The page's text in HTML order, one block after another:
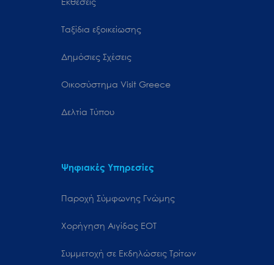
Ταξίδια εξοικείωσης
Δημόσιες Σχέσεις
Oικοσύστημα Visit Greece
Δελτία Τύπου
Ψηφιακές Υπηρεσίες
Παροχή Σύμφωνης Γνώμης
Χορήγηση Αιγίδας ΕΟΤ
Συμμετοχή σε Εκδηλώσεις Τρίτων